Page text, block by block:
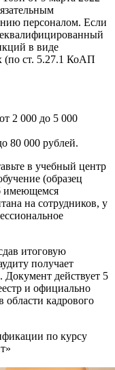
персоналом. Если
в виде
(по ст. 5.27.1 КоАП
2 000 до 5 000
80 000 рублей.
в учебный центр
(образец
имеющемся
на сотрудников, у
итоговую
получает
Документ действует 5
и официально
области кадрового
по курсу